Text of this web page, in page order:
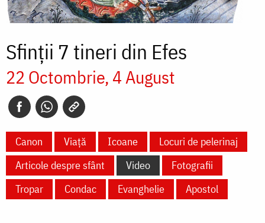
Sfinții 7 tineri din Efes
22 Octombrie 4 August
Canon Viață Icoane
Locuri de pelerinaj
Articole despre sfânt
Video
Fotografii
Tropar
Condac Evanghelie Apostol